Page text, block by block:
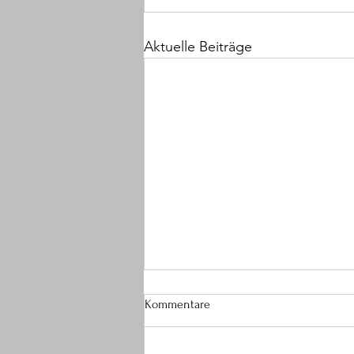
Aktuelle Beiträge
Kommentare